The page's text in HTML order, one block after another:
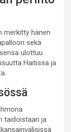
merkitty hänen
sekä
ulottuu
Haitissa ja
taidoistaan ja